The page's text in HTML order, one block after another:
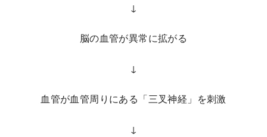
↓
脳の血管が異常に拡がる
↓
血管が血管周りにある「三叉神経」を刺激
↓